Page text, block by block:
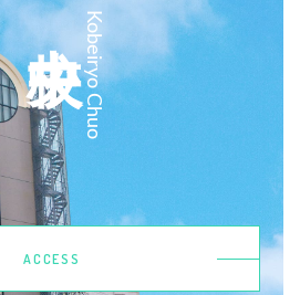
Kobeiryo Chuo
ACCESS